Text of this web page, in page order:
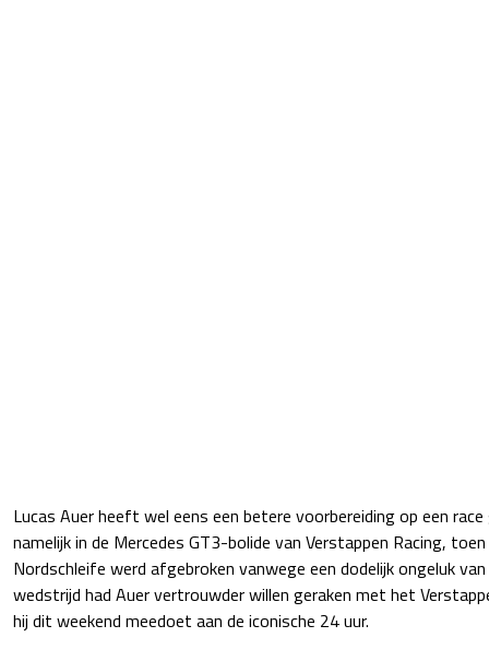
Lucas Auer heeft wel eens een betere voorbereiding op een
namelijk in de Mercedes GT3-bolide van Verstappen Racing,
Nordschleife werd afgebroken vanwege een dodelijk ongeluk
wedstrijd had Auer vertrouwder willen geraken met het
hij dit weekend meedoet aan de iconische 24 uur.